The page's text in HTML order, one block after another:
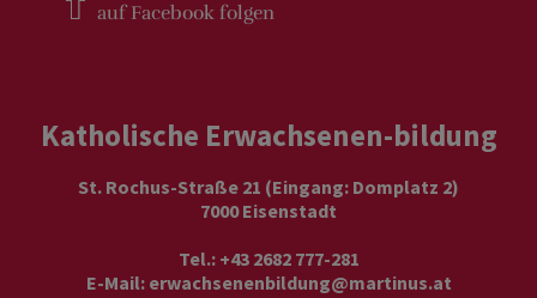
auf Facebook folgen
Katholische Erwachsenen-bildung
St. Rochus-Straße 21 (Eingang: Domplatz 2)
7000 Eisenstadt
Tel.: +43 2682 777-281
E-Mail: erwachsenenbildung@martinus.at